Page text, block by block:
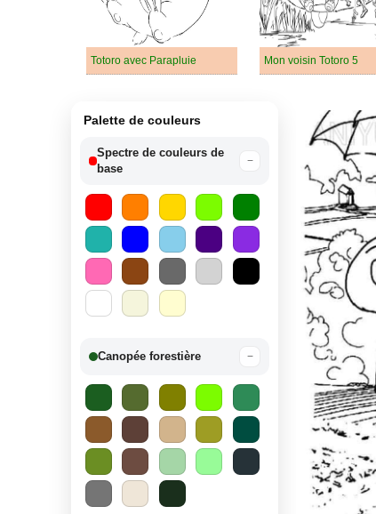
Totoro avec Parapluie Mon voisin Totoro 5
Palette de couleurs
Spectre de couleurs de
base
−
Canopée forestière −